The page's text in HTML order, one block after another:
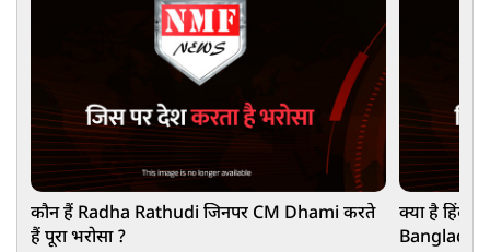
कौन हैं Radha Rathudi जिनपर CM Dhami करते
हैं पूरा भरोसा ?
क्या है हिंदुओं